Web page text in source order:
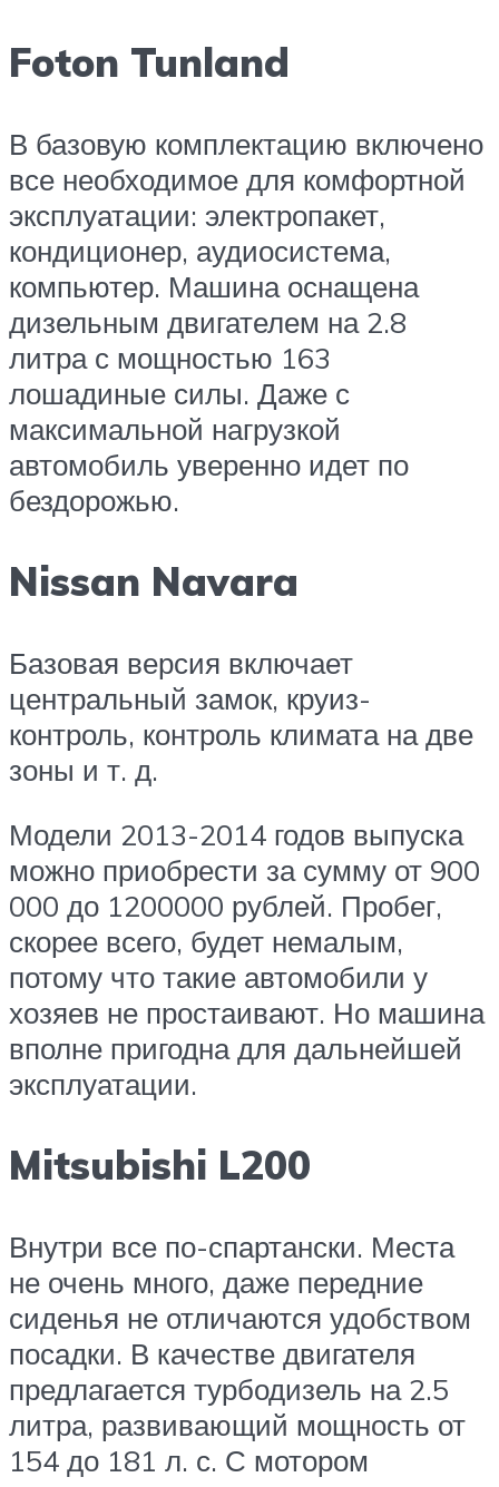
Foton Tunland
В базовую комплектацию включено
все необходимое для комфортной
эксплуатации: электропакет,
кондиционер, аудиосистема,
компьютер. Машина оснащена
дизельным двигателем на 2.8
литра с мощностью 163
лошадиные силы. Даже с
максимальной нагрузкой
автомобиль уверенно идет по
бездорожью.
Nissan Navara
Базовая версия включает
центральный замок, круиз-
контроль, контроль климата на две
зоны и т. д.
Модели 2013-2014 годов выпуска
можно приобрести за сумму от 900
000 до 1200000 рублей. Пробег,
скорее всего, будет немалым,
потому что такие автомобили у
хозяев не простаивают. Но машина
вполне пригодна для дальнейшей
эксплуатации.
Mitsubishi L200
Внутри все по-спартански. Места
не очень много, даже передние
сиденья не отличаются удобством
посадки. В качестве двигателя
предлагается турбодизель на 2.5
литра, развивающий мощность от
154 до 181 л. с. С мотором